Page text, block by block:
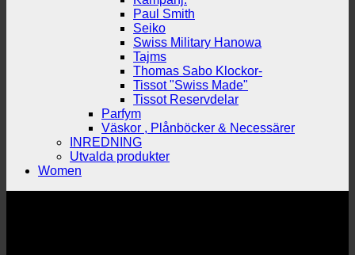
Paul Smith
Seiko
Swiss Military Hanowa
Tajms
Thomas Sabo Klockor-
Tissot "Swiss Made"
Tissot Reservdelar
Parfym
Väskor , Plånböcker & Necessärer
INREDNING
Utvalda produkter
Women